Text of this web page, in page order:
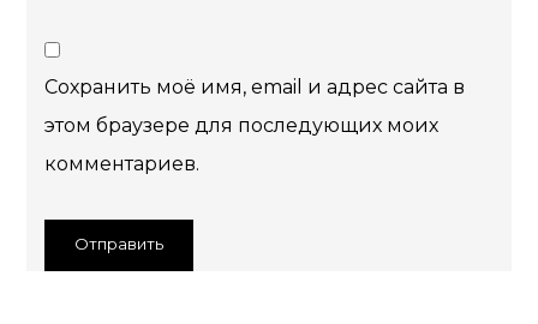
Сохранить моё имя, email и адрес сайта в
этом браузере для последующих моих
комментариев.